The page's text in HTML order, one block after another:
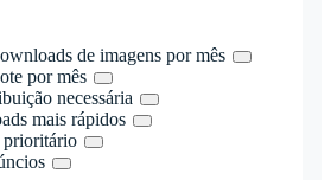
de imagens por mês
por mês
necessária
mais rápidos
prioritário